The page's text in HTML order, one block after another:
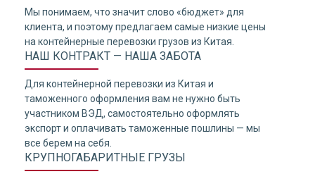
Мы понимаем, что значит слово «бюджет» для
клиента, и поэтому предлагаем самые низкие цены
на контейнерные перевозки грузов из Китая.
НАШ КОНТРАКТ — НАША ЗАБОТА
Для контейнерной перевозки из Китая и
таможенного оформления вам не нужно быть
участником ВЭД, самостоятельно оформлять
экспорт и оплачивать таможенные пошлины — мы
все берем на себя.
КРУПНОГАБАРИТНЫЕ ГРУЗЫ